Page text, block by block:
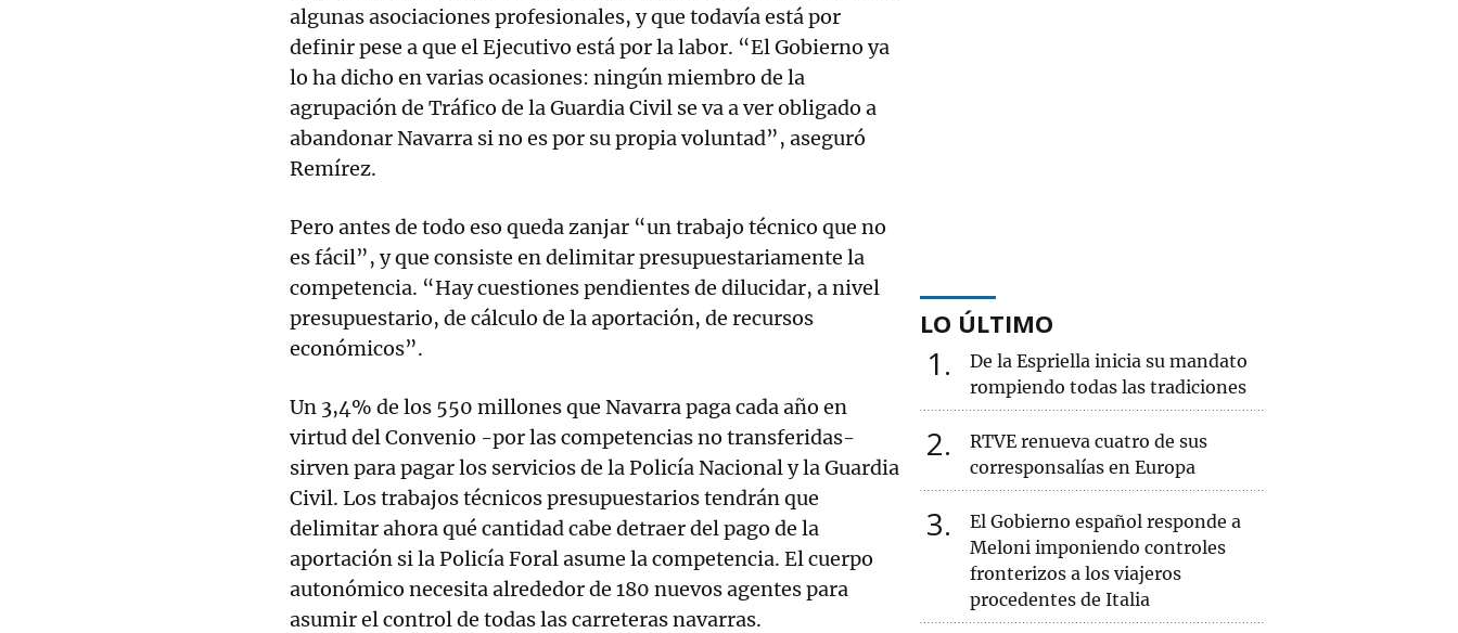
algunas asociaciones profesionales, y que todavía está por
definir pese a que el Ejecutivo está por la labor. “El Gobierno ya
lo ha dicho en varias ocasiones: ningún miembro de la
agrupación de Tráfico de la Guardia Civil se va a ver obligado a
abandonar Navarra si no es por su propia voluntad”, aseguró
Remírez.
Pero antes de todo eso queda zanjar “un trabajo técnico que no
es fácil”, y que consiste en delimitar presupuestariamente la
competencia. “Hay cuestiones pendientes de dilucidar, a nivel
presupuestario, de cálculo de la aportación, de recursos
económicos”.
Un 3,4% de los 550 millones que Navarra paga cada año en
virtud del Convenio -por las competencias no transferidas-
sirven para pagar los servicios de la Policía Nacional y la Guardia
Civil. Los trabajos técnicos presupuestarios tendrán que
delimitar ahora qué cantidad cabe detraer del pago de la
aportación si la Policía Foral asume la competencia. El cuerpo
autonómico necesita alrededor de 180 nuevos agentes para
asumir el control de todas las carreteras navarras.
LO ÚLTIMO
1
De la Espriella inicia su mandato
rompiendo todas las tradiciones
2
RTVE renueva cuatro de sus
corresponsalías en Europa
3
El Gobierno español responde a
Meloni imponiendo controles
fronterizos a los viajeros
procedentes de Italia